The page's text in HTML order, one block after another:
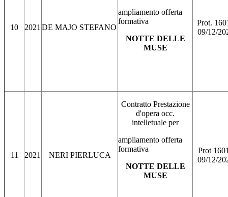
10 2021 DE MAJO STEFANO
ampliamento offerta
formativa
NOTTE DELLE
MUSE
Prot.
09/12/
11 2021 NERI PIERLUCA
Contratto Prestazione
d'opera occ.
intelletuale per
ampliamento offerta
formativa
NOTTE DELLE
MUSE
Prot
09/12/